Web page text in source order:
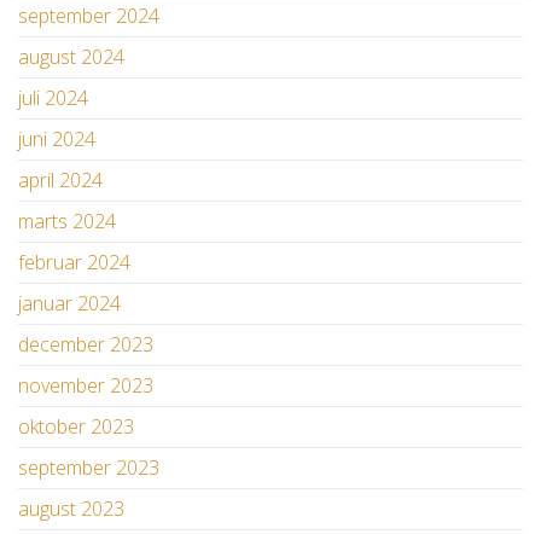
september 2024
august 2024
juli 2024
juni 2024
april 2024
marts 2024
februar 2024
januar 2024
december 2023
november 2023
oktober 2023
september 2023
august 2023